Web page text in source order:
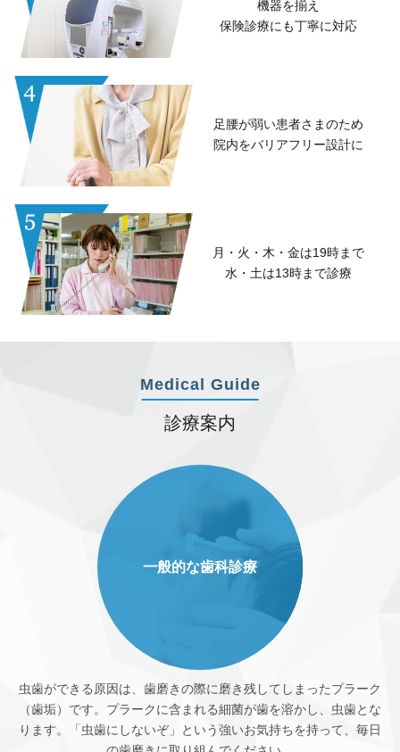
機器を揃え
保険診療にも丁寧に対応
足腰が弱い患者さまのため
院内をバリアフリー設計に
月・火・木・金は19時まで
水・土は13時まで診療
Medical Guide
診療案内
一般的な歯科診療
虫歯ができる原因は、歯磨きの際に磨き残してしまったプラーク
（歯垢）です。プラークに含まれる細菌が歯を溶かし、虫歯とな
ります。「虫歯にしないぞ」という強いお気持ちを持って、毎日